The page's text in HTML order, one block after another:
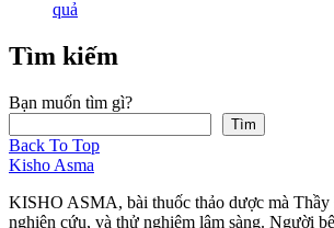
quả
Tìm kiếm
Bạn muốn tìm gì?
Tìm
Back To Top
Kisho Asma
KISHO ASMA, bài thuốc thảo dược mà Thầy
nghiên cứu, và thử nghiệm lâm sàng. Người